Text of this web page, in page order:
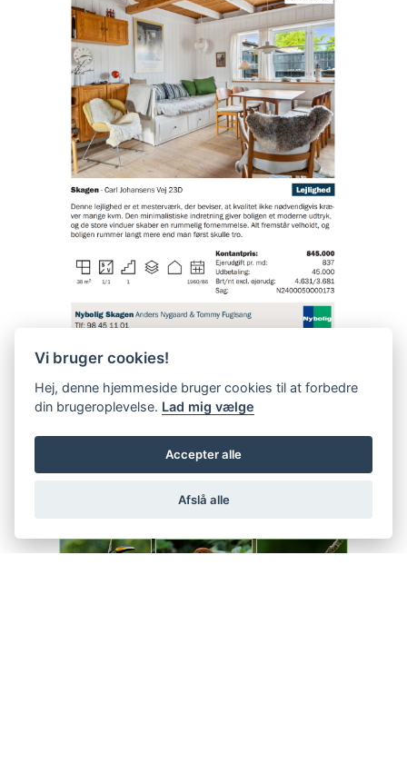
Vi bruger cookies!
Hej, denne hjemmeside bruger cookies til at forbedre
din brugeroplevelse. Lad mig vælge
Accepter alle
Afslå alle